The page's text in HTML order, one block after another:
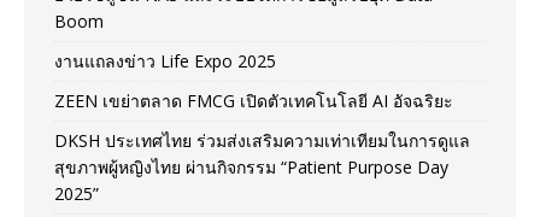
Boom
งานแถลงข่าว Life Expo 2025
ZEEN เขย่าตลาด FMCG เปิดตัวเทคโนโลยี AI อัจฉริยะ
DKSH ประเทศไทย ร่วมส่งเสริมความเท่าเทียมในการดูแล
สุขภาพผู้หญิงไทย ผ่านกิจกรรม “Patient Purpose Day
2025”